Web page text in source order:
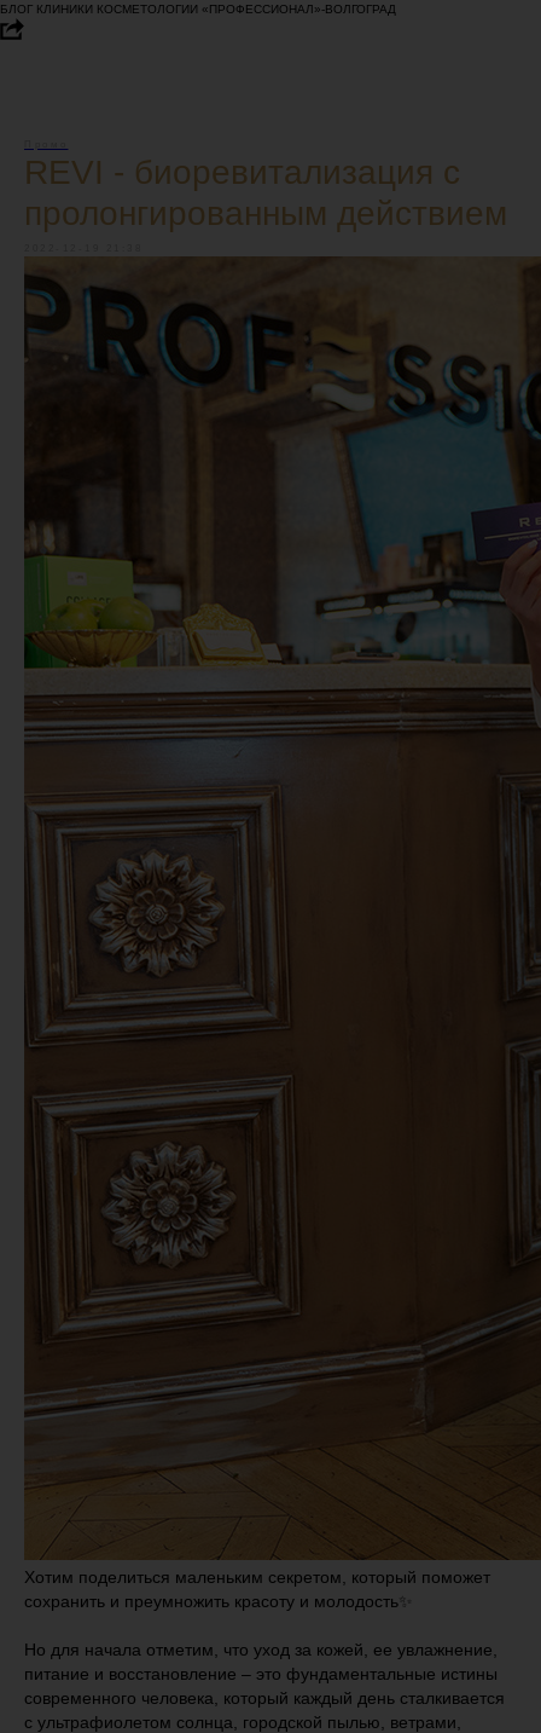
БЛОГ КЛИНИКИ КОСМЕТОЛОГИИ «ПРОФЕССИОНАЛ»-ВОЛГОГРАД
REVI - биоревитализация с
пролонгированным действием
Хотим поделиться маленьким секретом, который поможет
сохранить и преумножить красоту и молодость✨
Но для начала отметим, что уход за кожей, ее увлажнение,
питание и восстановление – это фундаментальные истины
современного человека, который каждый день сталкивается
с ультрафиолетом солнца, городской пылью, ветрами,